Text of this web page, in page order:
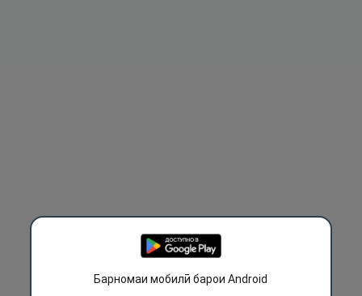
Барномаи мобилӣ барои Android